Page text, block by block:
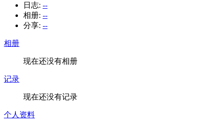
日志: --
相册: --
分享: --
相册
现在还没有相册
记录
现在还没有记录
个人资料